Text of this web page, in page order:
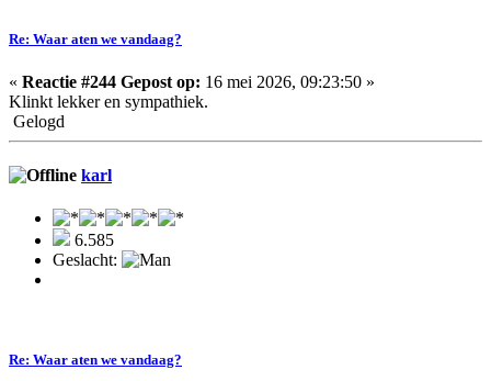
Re: Waar aten we vandaag?
« Reactie #244 Gepost op: 16 mei 2026, 09:23:50 »
Klinkt lekker en sympathiek.
Gelogd
karl
6.585
Geslacht:
Re: Waar aten we vandaag?